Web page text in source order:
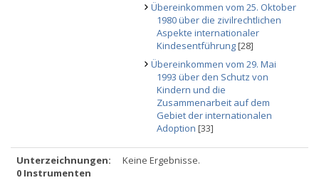
Übereinkommen vom 25. Oktober
1980 über die zivilrechtlichen
Aspekte internationaler
Kindesentführung[28]
Übereinkommen vom 29. Mai
1993 über den Schutz von
Kindern und die
Zusammenarbeit auf dem
Gebiet der internationalen
Adoption [33]
Unterzeichnungen:
0 Instrumenten
Keine Ergebnisse.